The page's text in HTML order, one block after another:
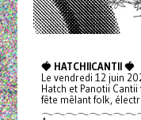
🍓 HATCHIICANTII 🍓
Le vendredi 12 juin
Hatch et Panotii
fête mêlant folk,